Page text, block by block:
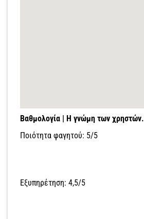
Βαθμολογία | Η γνώμη των χρηστών.
Ποιότητα φαγητού: 5/5
Εξυπηρέτηση: 4,5/5